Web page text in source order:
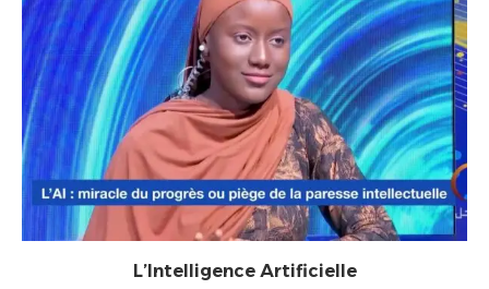
L’Intelligence Artificielle